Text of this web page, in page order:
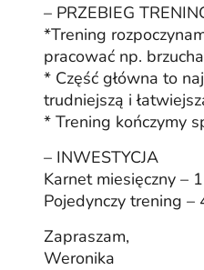
– PRZEBIEG
*Trening
pracować np.
* Część główna to
trudniejszą i
* Trening kończymy
– INWESTYCJA
Karnet miesięczny –
Pojedynczy trening –
Zapraszam,
Weronika